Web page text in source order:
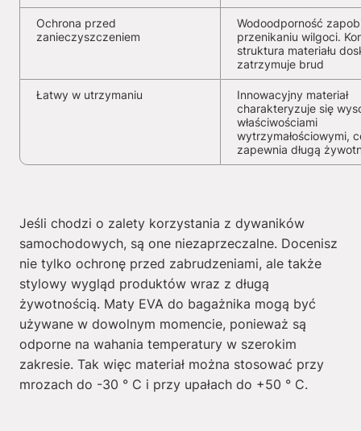
Ochrona przed
zanieczyszczeniem
Wodoodporność
przenikaniu wilgoci.
struktura materiału
zatrzymuje brud
Łatwy w utrzymaniu
Innowacyjny materiał
charakteryzuje się
właściwościami
wytrzymałościowymi,
zapewnia długą
Jeśli chodzi o zalety korzystania z dywaników
samochodowych, są one niezaprzeczalne. Docenisz
nie tylko ochronę przed zabrudzeniami, ale także
stylowy wygląd produktów wraz z długą
żywotnością. Maty EVA do bagażnika mogą być
używane w dowolnym momencie, ponieważ są
odporne na wahania temperatury w szerokim
zakresie. Tak więc materiał można stosować przy
mrozach do -30 ° C i przy upałach do +50 ° C.